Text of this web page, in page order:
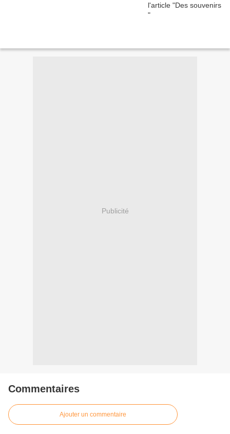
Publicité
Commentaires
Ajouter un commentaire